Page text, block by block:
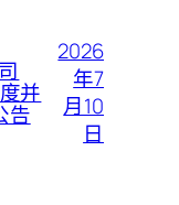
并
告
2026
年7
月10
日